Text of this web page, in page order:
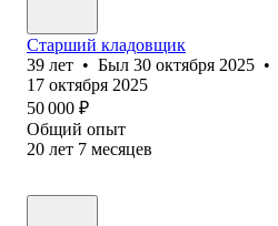
Старший кладовщик
39 лет • Был 30 октября 2025 •
17 октября 2025
50 000 ₽
Общий опыт
20 лет 7 месяцев